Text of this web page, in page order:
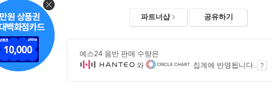
파트너샵 공유하기
예스24 음반 판매 수량은
와
집계에 반영됩니다.